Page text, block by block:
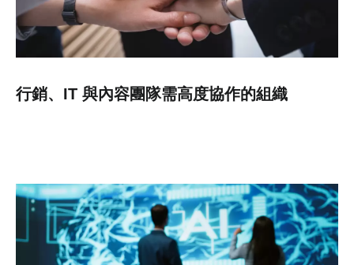
行銷、IT 與內容團隊需高度協作的組織